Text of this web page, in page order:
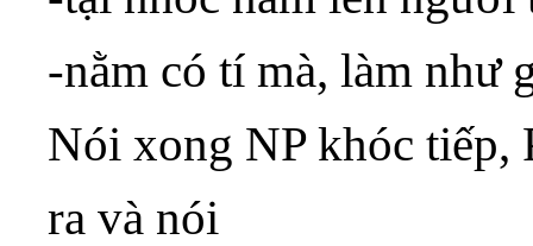
-nằm có tí mà, làm như
Nói xong NP khóc tiếp,
ra và nói